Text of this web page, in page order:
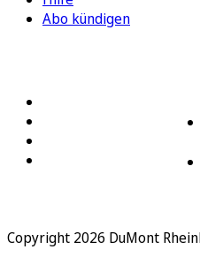
Abo kündigen
Copyright 2026 DuMont